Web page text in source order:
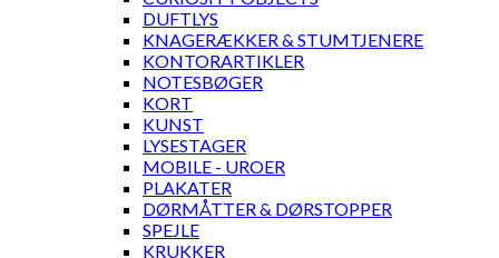
DUFTLYS
KNAGERÆKKER & STUMTJENERE
KONTORARTIKLER
NOTESBØGER
KORT
KUNST
LYSESTAGER
MOBILE - UROER
PLAKATER
DØRMÅTTER & DØRSTOPPER
SPEJLE
KRUKKER